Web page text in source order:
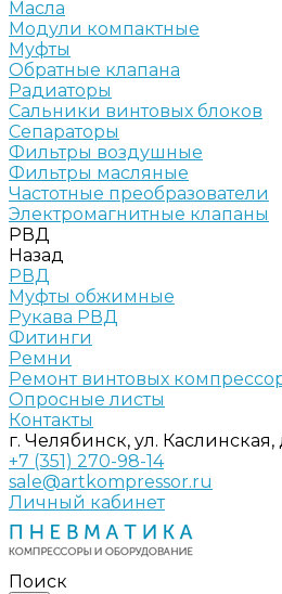
Масла
Модули компактные
Муфты
Обратные клапана
Радиаторы
Сальники винтовых блоков
Сепараторы
Фильтры воздушные
Фильтры масляные
Частотные преобразователи
Электромагнитные клапаны
РВД
Назад
РВД
Муфты обжимные
Рукава РВД
Фитинги
Ремни
Ремонт винтовых
Опросные листы
Контакты
г. Челябинск, ул. Каслинская,
+7 (351) 270-98-14
sale@artkompressor.ru
Личный кабинет
Поиск